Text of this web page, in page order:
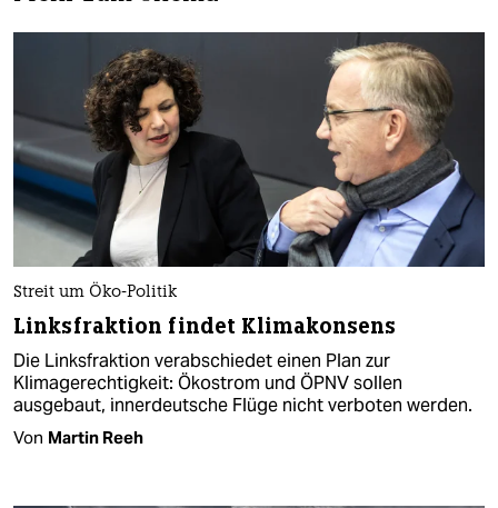
Streit um Öko-Politik
Linksfraktion findet Klimakonsens
Die Linksfraktion verabschiedet einen Plan zur
Klimagerechtigkeit: Ökostrom und ÖPNV sollen
ausgebaut, innerdeutsche Flüge nicht verboten werden.
Von Martin Reeh